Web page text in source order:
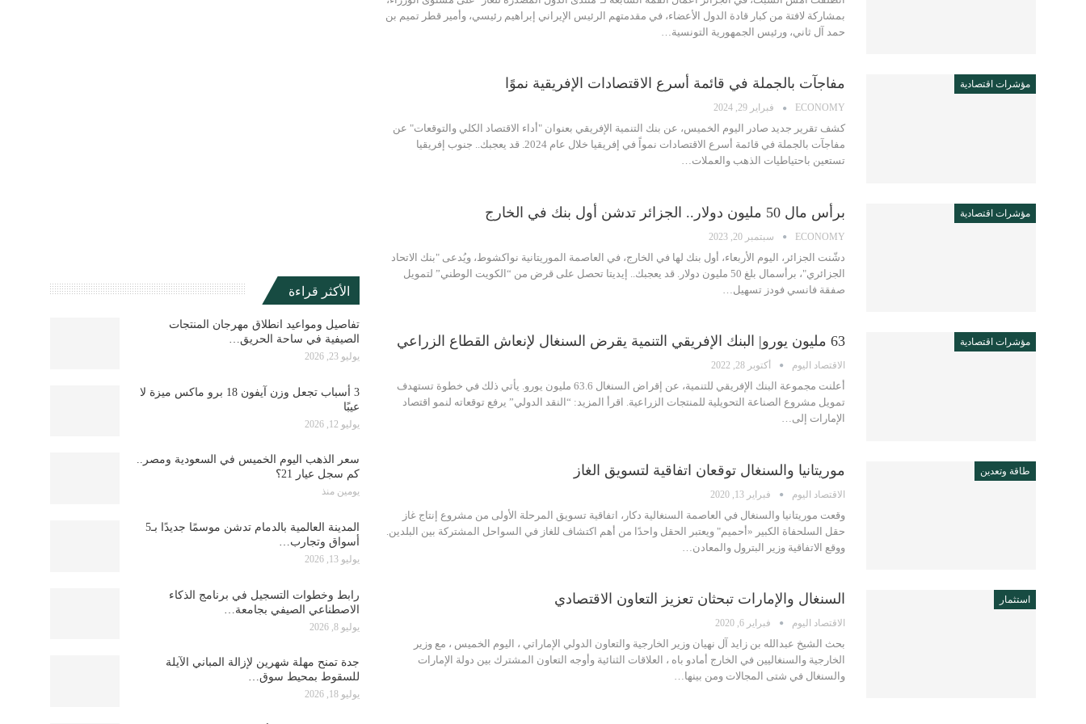
بمشاركة لافتة من كبار قادة الدول الأعضاء، في مقدمتهم الرئيس الإيراني إبراهيم رئيسي، وأمير قطر تميم بن
حمد آل ثاني، ورئيس الجمهورية التونسية…
مؤشرات اقتصادية مفاجآت بالجملة في قائمة أسرع الاقتصادات الإفريقية نموًا
ECONOMY فبراير 29, 2024
كشف تقرير جديد صادر اليوم الخميس، عن بنك التنمية الإفريقي بعنوان "أداء الاقتصاد الكلي والتوقعات" عن
مفاجآت بالجملة في قائمة أسرع الاقتصادات نمواً في إفريقيا خلال عام 2024. قد يعجبك.. جنوب إفريقيا
تستعين باحتياطيات الذهب والعملات…
مؤشرات اقتصادية برأس مال 50 مليون دولار.. الجزائر تدشن أول بنك في الخارج
ECONOMY سبتمبر 20, 2023
دشّنت الجزائر، اليوم الأربعاء، أول بنك لها في الخارج، في العاصمة الموريتانية نواكشوط، ويُدعى "بنك الاتحاد
الجزائري"، برأسمال بلغ 50 مليون دولار. قد يعجبك.. إيديتا تحصل على قرض من “الكويت الوطني” لتمويل
صفقة فانسي فودز تسهيل…
مؤشرات اقتصادية 63 مليون يورو| البنك الإفريقي التنمية يقرض السنغال لإنعاش القطاع الزراعي
الاقتصاد اليوم أكتوبر 28, 2022
أعلنت مجموعة البنك الإفريقي للتنمية، عن إقراض السنغال 63.6 مليون يورو. يأتي ذلك في خطوة تستهدف
تمويل مشروع الصناعة التحويلية للمنتجات الزراعية. اقرأ المزيد: “النقد الدولي” يرفع توقعاته لنمو اقتصاد
الإمارات إلى…
طاقة وتعدين موريتانيا والسنغال توقعان اتفاقية لتسويق الغاز
الاقتصاد اليوم فبراير 13, 2020
وقعت موريتانيا والسنغال في العاصمة السنغالية دكار، اتفاقية تسويق المرحلة الأولى من مشروع إنتاج غاز
حقل السلحفاة الكبير «أحميم" ويعتبر الحقل واحدًا من أهم اكتشاف للغاز في السواحل المشتركة بين البلدين.
ووقع الاتفاقية وزير البترول والمعادن…
استثمار السنغال والإمارات تبحثان تعزيز التعاون الاقتصادي
الاقتصاد اليوم فبراير 6, 2020
بحث الشيخ عبدالله بن زايد آل نهيان وزير الخارجية والتعاون الدولي الإماراتي ، اليوم الخميس ، مع وزير
الخارجية والسنغاليين في الخارج أمادو باه ، العلاقات الثنائية وأوجه التعاون المشترك بين دولة الإمارات
والسنغال في شتى المجالات ومن بينها…
الأكثر قراءة
تفاصيل ومواعيد انطلاق مهرجان المنتجات
الصيفية في ساحة الحريق…
يوليو 23, 2026
3 أسباب تجعل وزن آيفون 18 برو ماكس ميزة لا
عيبًا
يوليو 12, 2026
سعر الذهب اليوم الخميس في السعودية ومصر..
كم سجل عيار 21؟
يومين منذ
المدينة العالمية بالدمام تدشن موسمًا جديدًا بـ5
أسواق وتجارب…
يوليو 13, 2026
رابط وخطوات التسجيل في برنامج الذكاء
الاصطناعي الصيفي بجامعة…
يوليو 8, 2026
جدة تمنح مهلة شهرين لإزالة المباني الآيلة
للسقوط بمحيط سوق…
يوليو 18, 2026